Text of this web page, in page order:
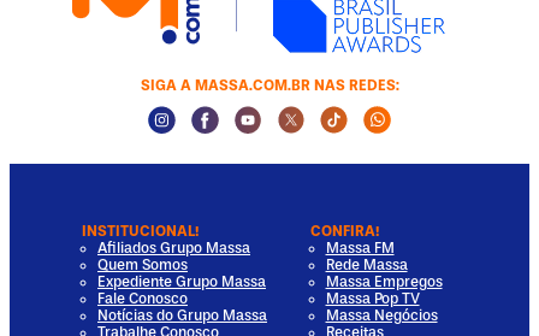
SIGA A MASSA.COM.BR NAS REDES:
Instagram Social Media
Facebook Social Media
Youtube Social Media
Twitter Social Media
Tiktok Social Media
Whatsapp
INSTITUCIONAL!
Afiliados Grupo Massa
Quem Somos
Expediente Grupo Massa
Fale Conosco
Notícias do Grupo Massa
CONFIRA!
Massa FM
Rede Massa
Massa Empregos
Massa Pop TV
Massa Negócios